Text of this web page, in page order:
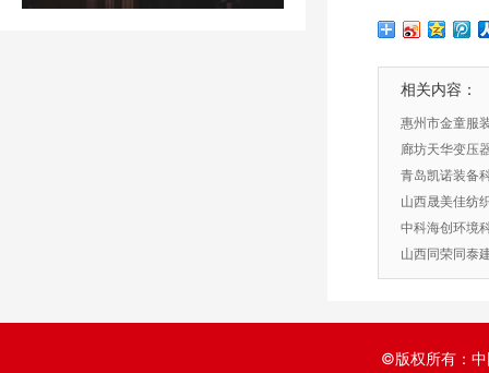
相关内容：
惠州市金童服
廊坊天华变压
青岛凯诺装备
山西晟美佳纺
中科海创环境
山西同荣同泰
©版权所有：